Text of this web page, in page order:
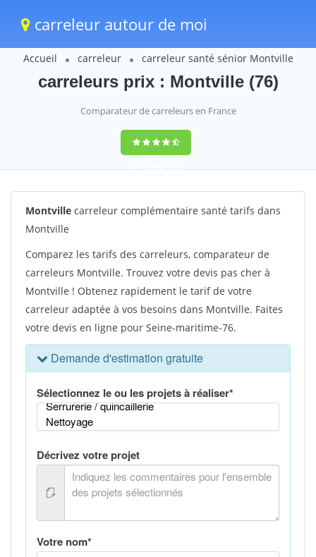
carreleur autour de moi
Accueil carreleur carreleur santé sénior Montville
carreleurs prix : Montville (76)
Comparateur de carreleurs en France
9,2(100%)1242
votes
Montville carreleur complémentaire santé tarifs dans
Montville
Comparez les tarifs des carreleurs, comparateur de
carreleurs Montville. Trouvez votre devis pas cher à
Montville ! Obtenez rapidement le tarif de votre
carreleur adaptée à vos besoins dans Montville. Faites
votre devis en ligne pour Seine-maritime-76.